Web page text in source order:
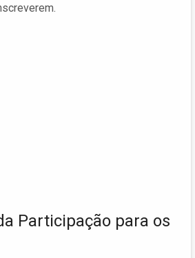
Participação para os